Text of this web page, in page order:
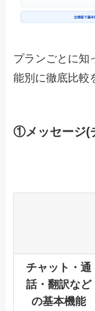
プランごとに知
能別に徹底比較
①メッセージ(
チャット・通
話・翻訳など
の基本機能